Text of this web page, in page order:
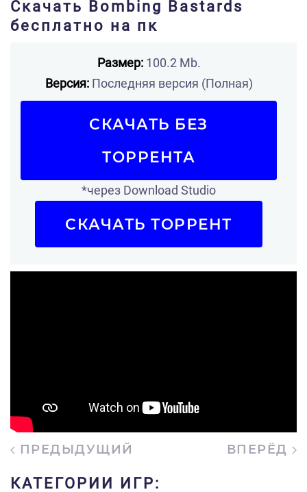
Скачать Bombing Bastards
бесплатно на пк
Размер:100.2 Mb.
Версия:Последняя версия (Полная)
СКАЧАТЬ БЕЗ
ТОРРЕНТА
*через Download Studio
СКАЧАТЬ ТОРРЕНТ
ПРЕДЫДУЩИЙ ВПЕРЁД
КАТЕГОРИИ ИГР: